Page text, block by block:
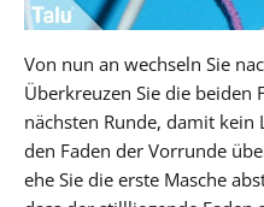
Von nun an wechseln Sie
Überkreuzen Sie die beiden
nächsten Runde, damit kein
den Faden der Vorrunde
ehe Sie die erste Masche